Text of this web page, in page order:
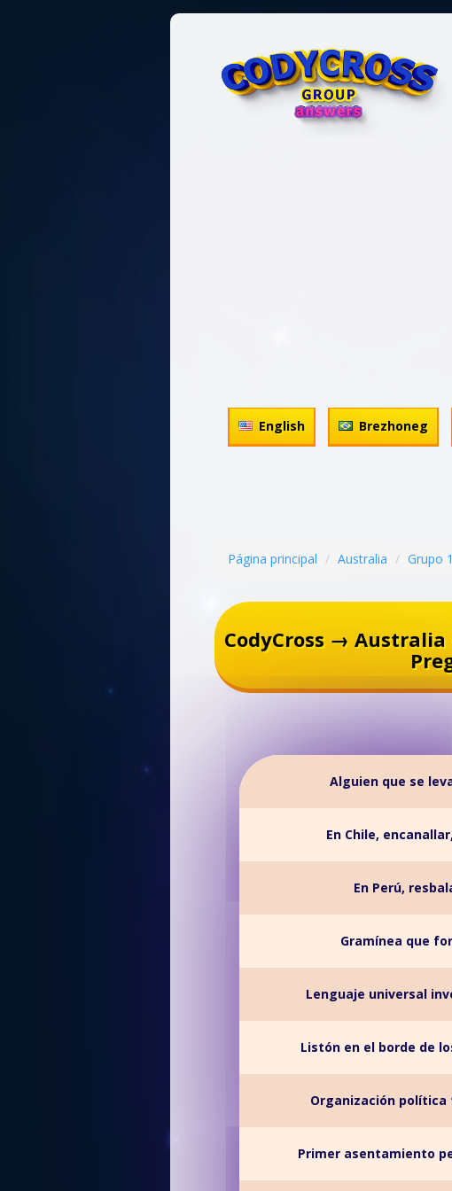
English Brezhoneg
Página principal Australia Grupo
CodyCross →
Alguien que se
En Chile,
En Perú,
Gramínea que
Lenguaje universal
Listón en el borde de
Organización política
Primer asentamiento